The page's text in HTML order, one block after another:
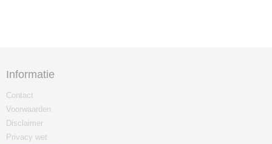
Informatie
Contact
Voorwaarden
Disclaimer
Privacy wet